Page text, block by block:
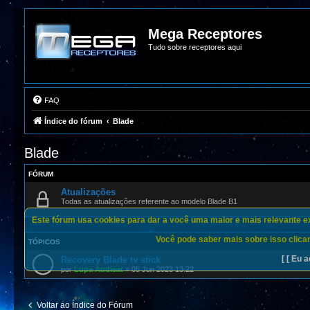
Mega Receptores
Tudo sobre receptores aqui
FAQ
Índice do fórum Blade
Blade
FÓRUM
Atualizações
Todas as atualizações referente ao modelo Blade B1
TÓPICOS
Recovery Blade tv stick
porLupa Audisat»05 Jun 2023 13:22
Voltar ao Índice do Fórum
Este fórum usa cookies para dar a você uma maior e mais relevante
Você pode saber mais sobre isso
[ [ Eu